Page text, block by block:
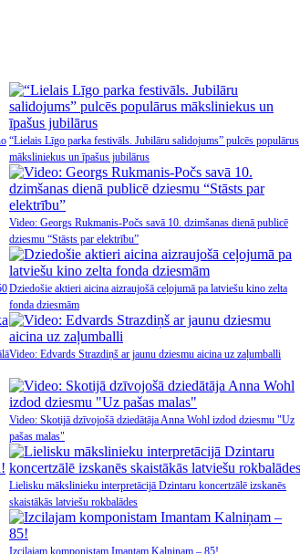
“Lielais Līgo parka festivāls. Jubilāru salidojums” pulcēs populārus
māksliniekus un īpašus jubilārus
Video: Georgs Rukmanis-Počs savā 10. dzimšanas dienā publicē
dziesmu “Stāsts par elektrību”
Dziedošie aktieri aicina aizraujošā ceļojumā pa latviešu kino zelta
fonda dziesmām
Video: Edvards Strazdiņš ar jaunu dziesmu aicina uz zaļumballi
Video: Skotijā dzīvojošā dziedātāja Anna Wohl izdod dziesmu "Uz
pašas malas"
Lielisku mākslinieku interpretācijā Dzintaru koncertzālē izskanēs
skaistākās latviešu rokbalādes
Izcilajam komponistam Imantam Kalniņam – 85!